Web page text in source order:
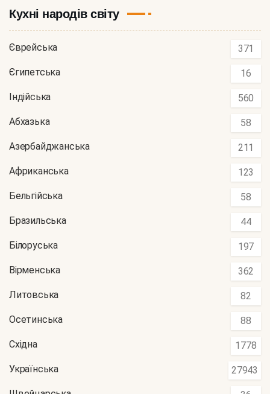
Кухні народів світу
Єврейська 371
Єгипетська 16
Індійська 560
Абхазька 58
Азербайджанська 211
Африканська 123
Бельгійська 58
Бразильська 44
Білоруська 197
Вірменська 362
Литовська 82
Осетинська 88
Східна 1778
Українська 27943